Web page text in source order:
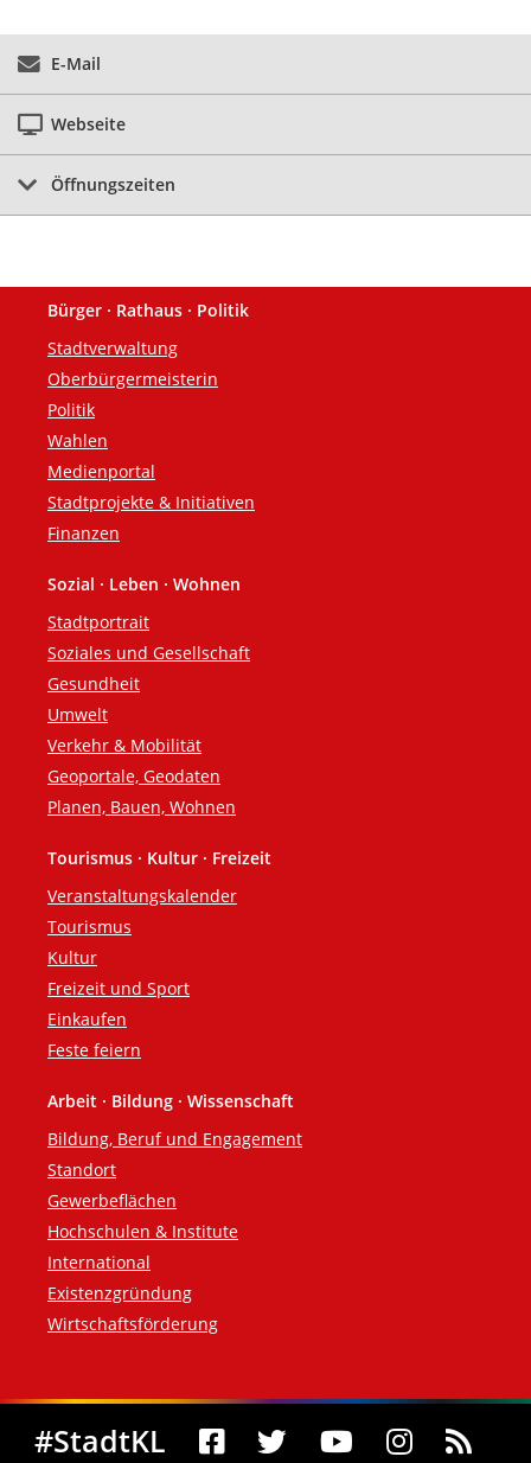
E-Mail
Webseite
Öffnungszeiten
Fußzeile
Bürger · Rathaus · Politik
Stadtverwaltung
Oberbürgermeisterin
Politik
Wahlen
Medienportal
Stadtprojekte & Initiativen
Finanzen
Sozial · Leben · Wohnen
Stadtportrait
Soziales und Gesellschaft
Gesundheit
Umwelt
Verkehr & Mobilität
Geoportale, Geodaten
Planen, Bauen, Wohnen
Tourismus · Kultur · Freizeit
Veranstaltungskalender
Tourismus
Kultur
Freizeit und Sport
Einkaufen
Feste feiern
Arbeit · Bildung · Wissenschaft
Bildung, Beruf und Engagement
Standort
Gewerbeflächen
Hochschulen & Institute
International
Existenzgründung
Wirtschaftsförderung
Social Media
#StadtKL